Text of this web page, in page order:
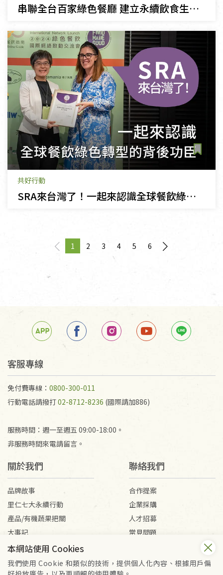
串聯全台百家綠色餐廳 建立永續飲食生態系
共好行動
SRA來台灣了！一起來認識全球餐飲綠色轉型的背後功臣
pageYou're on page
1 2 3 4 5 6
page
客服專線
免付費專線： 0800-300-011
行動電話請撥打02-8712-8236 (國際請加886)
服務時間：週一至週五 09:00-18:00。
非服務時間來電請留言。
關於我們
品牌故事
里仁七大永續行動
產品/有機蔬果把關
大事記
媒體報導
聯絡我們
合作提案
企業採購
人才招募
常見問題
本網站使用 Cookies
我們使用 Cookie 和類似的技術，提供個人化內容、根據用戶偏